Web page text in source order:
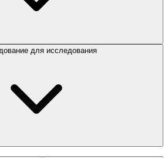
для исследования